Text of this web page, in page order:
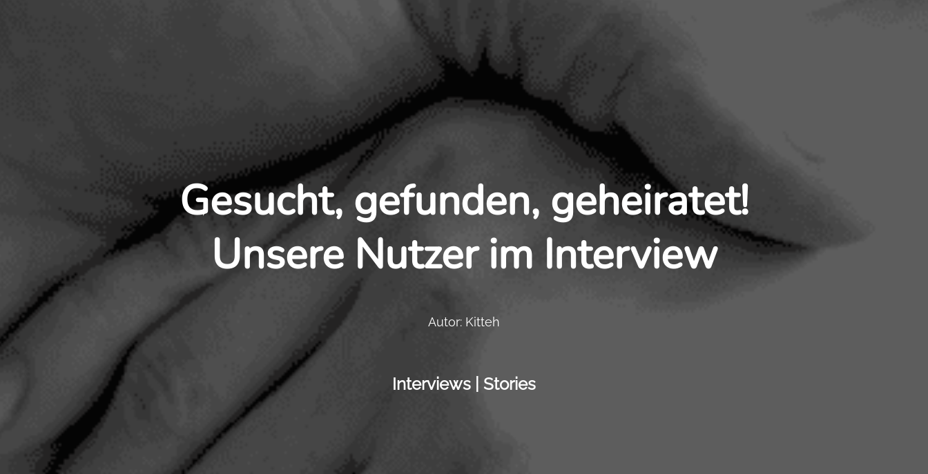
Gesucht, gefunden, geheiratet!
Unsere Nutzer im Interview
Autor: Kitteh
Interviews | Stories